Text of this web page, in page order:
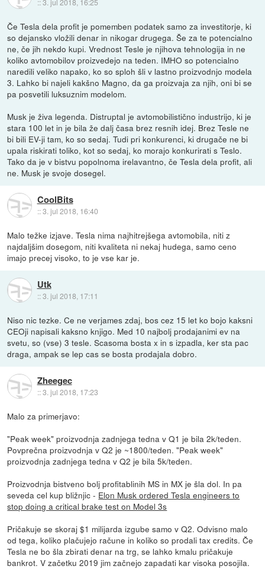
::3. jul 2018, 16:25
Če Tesla dela profit je pomemben podatek samo za investitorje, ki
so dejansko vložili denar in nikogar drugega. Še za te potencialno
ne, če jih nekdo kupi. Vrednost Tesle je njihova tehnologija in ne
koliko avtomobilov proizvedejo na teden. IMHO so potencialno
naredili veliko napako, ko so sploh šli v lastno proizvodnjo modela
3. Lahko bi najeli kakšno Magno, da ga proizvaja za njih, oni bi se
pa posvetili luksuznim modelom.
Musk je živa legenda. Distruptal je avtomobilistično industrijo, ki je
stara 100 let in je bila že dalj časa brez resnih idej. Brez Tesle ne
bi bili EV-ji tam, ko so sedaj. Tudi pri konkurenci, ki drugače ne bi
upala riskirati toliko, kot so sedaj, ko morajo konkurirati s Teslo.
Tako da je v bistvu popolnoma irelavantno, če Tesla dela profit, ali
ne. Musk je svoje dosegel.
CoolBits
::3. jul 2018, 16:40
Malo težke izjave. Tesla nima najhitrejšega avtomobila, niti z
najdaljšim dosegom, niti kvaliteta ni nekaj hudega, samo ceno
imajo precej visoko, to je vse kar je.
Utk
::3. jul 2018, 17:11
Niso nic tezke. Ce ne verjames zdaj, bos cez 15 let ko bojo kaksni
CEOji napisali kaksno knjigo. Med 10 najbolj prodajanimi ev na
svetu, so (vse) 3 tesle. Scasoma bosta x in s izpadla, ker sta pac
draga, ampak se lep cas se bosta prodajala dobro.
Zheegec
::3. jul 2018, 17:23
Malo za primerjavo:
"Peak week" proizvodnja zadnjega tedna v Q1 je bila 2k/teden.
Povprečna proizvodnja v Q2 je ~1800/teden. "Peak week"
proizvodnja zadnjega tedna v Q2 je bila 5k/teden.
Proizvodnja bistveno bolj profitablinih MS in MX je šla dol. In pa
seveda cel kup bližnjic - Elon Musk ordered Tesla engineers to
stop doing a critical brake test on Model 3s
Pričakuje se skoraj $1 milijarda izgube samo v Q2. Odvisno malo
od tega, koliko plačujejo račune in koliko so prodali tax credits. Če
Tesla ne bo šla zbirati denar na trg, se lahko kmalu pričakuje
bankrot. V začetku 2019 jim začnejo zapadati kar visoka posojila.